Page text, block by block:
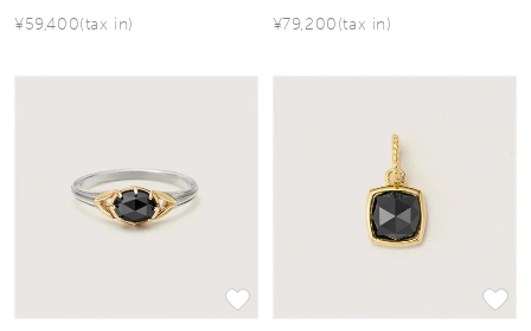
¥59,400(tax in) ¥79,200(tax in)